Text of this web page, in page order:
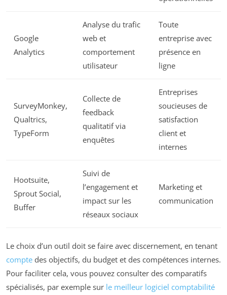
Google
Analytics
Analyse du trafic
web et
comportement
utilisateur
Toute
entreprise avec
présence en
ligne
SurveyMonkey,
Qualtrics,
TypeForm
Collecte de
feedback
qualitatif via
enquêtes
Entreprises
soucieuses de
satisfaction
client et
internes
Hootsuite,
Sprout Social,
Buffer
Suivi de
l’engagement et
impact sur les
réseaux sociaux
Marketing et
communication
Le choix d’un outil doit se faire avec discernement, en tenant
compte des objectifs, du budget et des compétences internes.
Pour faciliter cela, vous pouvez consulter des comparatifs
spécialisés, par exemple sur le meilleur logiciel comptabilité